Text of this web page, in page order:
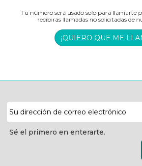
Tu número será usado solo para llamarte
recibirás llamadas no solicitadas de
¡QUIERO QUE ME
de
correo
electrónico
Sé el primero en enterarte.